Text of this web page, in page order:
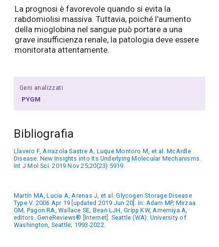
La prognosi è favorevole quando si evita la
rabdomiolisi massiva. Tuttavia, poiché l'aumento
della mioglobina nel sangue può portare a una
grave insufficienza renale, la patologia deve essere
monitorata attentamente.
Geni analizzati
PYGM
Bibliografia
Llavero F, Arrazola Sastre A, Luque Montoro M, et al. McArdle
Disease: New Insights into Its Underlying Molecular Mechanisms.
Int J Mol Sci. 2019 Nov 25;20(23):5919.
Martín MA, Lucia A, Arenas J, et al. Glycogen Storage Disease
Type V. 2006 Apr 19 [updated 2019 Jun 20]. In: Adam MP, Mirzaa
GM, Pagon RA, Wallace SE, Bean LJH, Gripp KW, Amemiya A,
editors. GeneReviews® [Internet]. Seattle (WA): University of
Washington, Seattle; 1993-2022.